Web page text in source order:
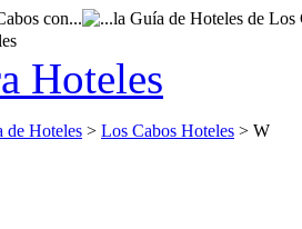
Hoteles
de Hoteles > Los Cabos Hoteles > W